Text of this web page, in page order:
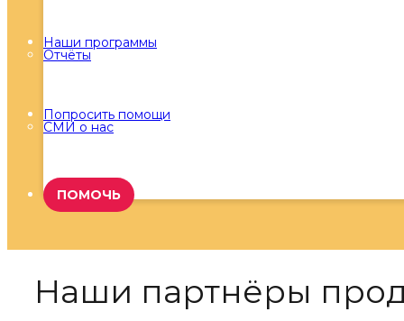
Отчёты
СМИ о нас
Наши программы
Попросить помощи
ПОМОЧЬ
Наши партнёры